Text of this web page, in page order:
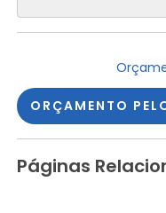
ORÇAMENTO
Páginas